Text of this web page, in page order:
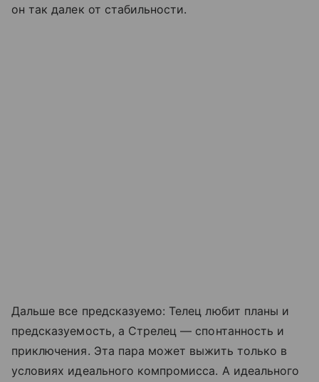
он так далек от стабильности.
Дальше все предсказуемо: Телец любит планы и
предсказуемость, а Стрелец — спонтанность и
приключения. Эта пара может выжить только в
условиях идеального компромисса. А идеального